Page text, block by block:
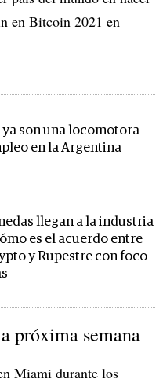
en Bitcoin 2021 en
son una locomotora
en la Argentina
llegan a la industria
es el acuerdo entre
y Rupestre con foco
próxima semana
Miami durante los